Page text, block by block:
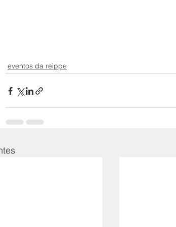
eventos da reippe